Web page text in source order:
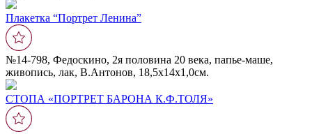
Плакетка “Портрет Ленина”
№14-798, Федоскино, 2я половина 20 века, папье-маше,
живопись, лак, В.Антонов, 18,5х14х1,0см.
СТОПА «ПОРТРЕТ БАРОНА К.Ф.ТОЛЯ»